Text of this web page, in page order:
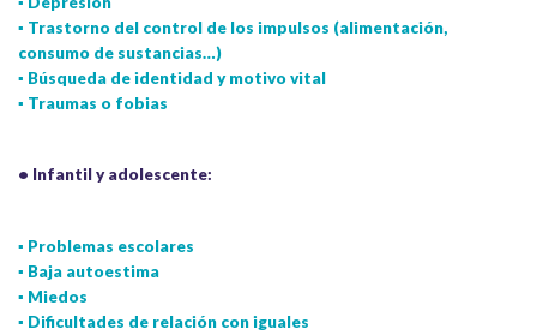
▪ Trastorno del control de los impulsos (alimentación,
consumo de sustancias…)
▪ Búsqueda de identidad y motivo vital
▪ Traumas o fobias
• Infantil y adolescente:
▪ Problemas escolares
▪ Baja autoestima
▪ Miedos
▪ Dificultades de relación con iguales